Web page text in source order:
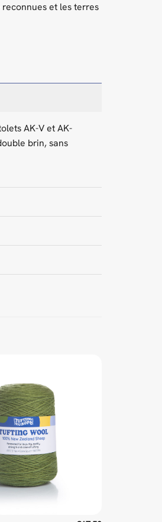
et les terres
AK-V et AK-
brin, sans